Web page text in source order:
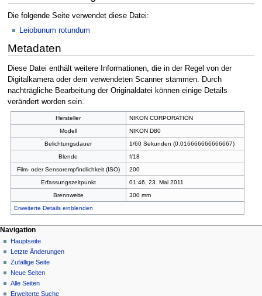
Die folgende Seite verwendet diese Datei:
Leiobunum rotundum
Metadaten
Diese Datei enthält weitere Informationen, die in der Regel von der
Digitalkamera oder dem verwendeten Scanner stammen. Durch
nachträgliche Bearbeitung der Originaldatei können einige Details
verändert worden sein.
Hersteller
NIKON CORPORATION
Modell
NIKON D80
Belichtungsdauer
1/60 Sekunden (0,016666666666667)
Blende
f/18
Film- oder Sensorempfindlichkeit (ISO)
200
Erfassungszeitpunkt
01:46, 23. Mai 2011
Brennweite
300 mm
Erweiterte Details einblenden
Navigation
Hauptseite
Letzte Änderungen
Zufällige Seite
Neue Seiten
Alle Seiten
Erweiterte Suche